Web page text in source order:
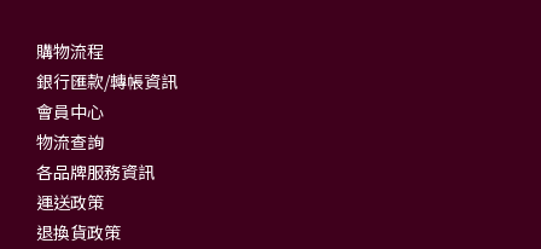
購物流程
銀行匯款/轉帳資訊
會員中心
物流查詢
各品牌服務資訊
運送政策
退換貨政策